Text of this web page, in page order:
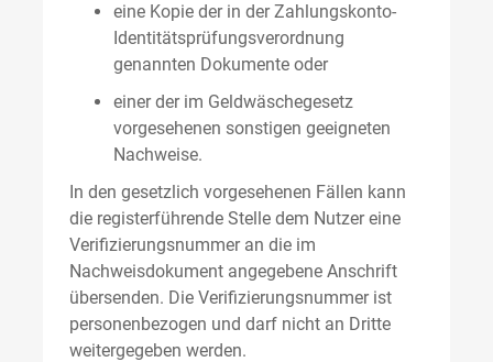
eine Kopie der in der Zahlungskonto-
Identitätsprüfungsverordnung
genannten Dokumente oder
einer der im Geldwäschegesetz
vorgesehenen sonstigen geeigneten
Nachweise.
In den gesetzlich vorgesehenen Fällen kann
die registerführende Stelle dem Nutzer eine
Verifizierungsnummer an die im
Nachweisdokument angegebene Anschrift
übersenden. Die Verifizierungsnummer ist
personenbezogen und darf nicht an Dritte
weitergegeben werden.